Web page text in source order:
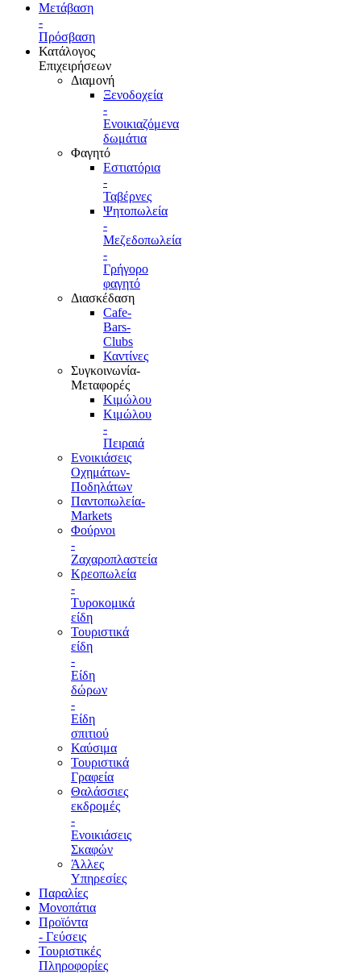
Μετάβαση
-
Πρόσβαση
Κατάλογος
Επιχειρήσεων
Διαμονή
Ξενοδοχεία
-
Ενοικιαζόμενα
δωμάτια
Φαγητό
Εστιατόρια
-
Ταβέρνες
Ψητοπωλεία
-
Μεζεδοπωλεία
-
Γρήγορο
φαγητό
Διασκέδαση
Cafe-
Bars-
Clubs
Καντίνες
Συγκοινωνία-
Μεταφορές
Κιμώλου
Κιμώλου
-
Πειραιά
Ενοικιάσεις
Οχημάτων-
Ποδηλάτων
Παντοπωλεία-
Markets
Φούρνοι
-
Ζαχαροπλαστεία
Κρεοπωλεία
-
Τυροκομικά
είδη
Τουριστικά
είδη
-
Είδη
δώρων
-
Είδη
σπιτιού
Καύσιμα
Τουριστικά
Γραφεία
Θαλάσσιες
εκδρομές
-
Ενοικιάσεις
Σκαφών
Άλλες
Υπηρεσίες
Παραλίες
Μονοπάτια
Προϊόντα
- Γεύσεις
Τουριστικές
Πληροφορίες